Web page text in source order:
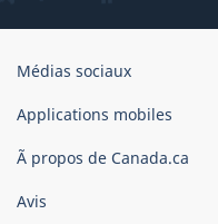
Organisation
gouvernement
Canada
Médias sociaux
Applications mobiles
Ã propos de Canada.ca
Avis